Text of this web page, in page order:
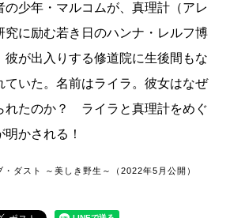
の少年・マルコムが、真理計（アレ
究に励む若き日のハンナ・レルフ博
彼が出入りする修道院に生後間もな
ていた。名前はライラ。彼女はなぜ
れたのか？ ライラと真理計をめぐ
かされる！
・ダスト ～美しき野生～（2022年5月公開）